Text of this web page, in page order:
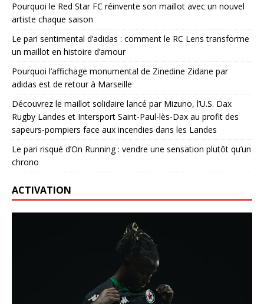
Pourquoi le Red Star FC réinvente son maillot avec un nouvel
artiste chaque saison
Le pari sentimental d’adidas : comment le RC Lens transforme
un maillot en histoire d’amour
Pourquoi l’affichage monumental de Zinedine Zidane par
adidas est de retour à Marseille
Découvrez le maillot solidaire lancé par Mizuno, l’U.S. Dax
Rugby Landes et Intersport Saint-Paul-lès-Dax au profit des
sapeurs-pompiers face aux incendies dans les Landes
Le pari risqué d’On Running : vendre une sensation plutôt qu’un
chrono
ACTIVATION